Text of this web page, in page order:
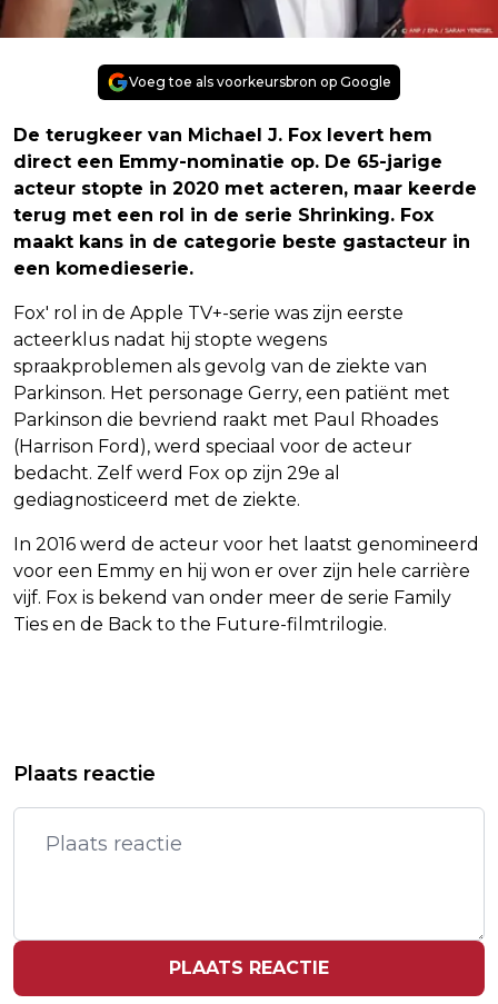
Voeg toe als voorkeursbron op Google
De terugkeer van Michael J. Fox levert hem
direct een Emmy-nominatie op. De 65-jarige
acteur stopte in 2020 met acteren, maar keerde
terug met een rol in de serie Shrinking. Fox
maakt kans in de categorie beste gastacteur in
een komedieserie.
Fox' rol in de Apple TV+-serie was zijn eerste
acteerklus nadat hij stopte wegens
spraakproblemen als gevolg van de ziekte van
Parkinson. Het personage Gerry, een patiënt met
Parkinson die bevriend raakt met Paul Rhoades
(Harrison Ford), werd speciaal voor de acteur
bedacht. Zelf werd Fox op zijn 29e al
gediagnosticeerd met de ziekte.
In 2016 werd de acteur voor het laatst genomineerd
voor een Emmy en hij won er over zijn hele carrière
vijf. Fox is bekend van onder meer de serie Family
Ties en de Back to the Future-filmtrilogie.
ZORGT VOOR VERLIEZEN OP WALL
RECHTER KEURT SCHIKKING MUSK
MET SEC ONDANKS BEDENKINGEN
GOED
Plaats reactie
PLAATS REACTIE